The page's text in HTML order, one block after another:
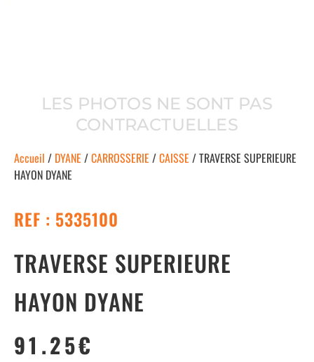
LES PHOTOS NE SONT PAS
CONTRACTUELLES
Accueil / DYANE /CARROSSERIE /CAISSE / TRAVERSE SUPERIEURE
HAYON DYANE
REF : 5335100
TRAVERSE SUPERIEURE
HAYON DYANE
91.25€